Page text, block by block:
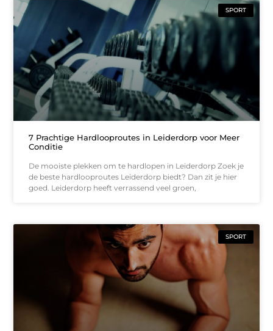
SPORT
7 Prachtige Hardlooproutes in Leiderdorp voor Meer
Conditie
De mooiste plekken om te hardlopen in Leiderdorp Zoek je
de beste hardlooproutes Leiderdorp biedt? Dan zit je hier
goed. Leiderdorp heeft verrassend veel groen,
SPORT